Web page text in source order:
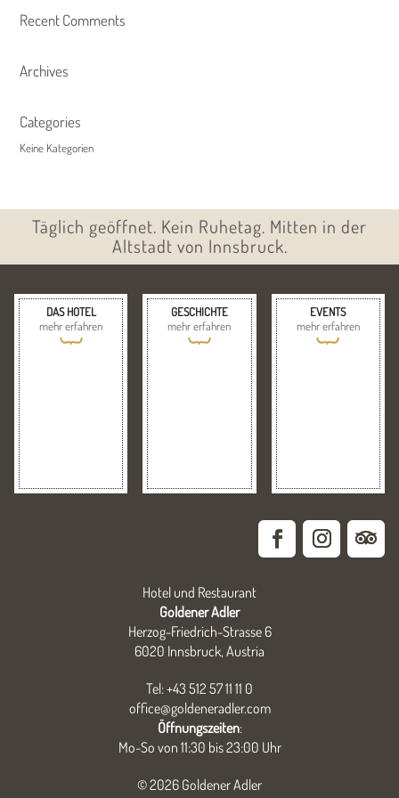
Recent Comments
Archives
Categories
Keine Kategorien
Täglich geöffnet. Kein Ruhetag. Mitten in der
Altstadt von Innsbruck.
DAS HOTEL
mehr erfahren
{
GESCHICHTE
mehr erfahren
{
EVENTS
mehr erfahren
{
Hotel und Restaurant
Goldener Adler
Herzog-Friedrich-Strasse 6
6020 Innsbruck, Austria
Tel: +43 512 57 11 11 0
office@goldeneradler.com
Öffnungszeiten:
Mo-So von 11:30 bis 23:00 Uhr
© 2026 Goldener Adler